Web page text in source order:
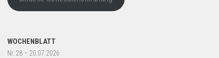
WOCHENBLATT
Nr. 28 – 20.07.2026